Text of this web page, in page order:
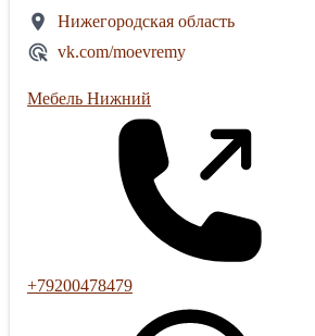
Нижегородская область
vk.com/moevremy
Мебель Нижний
+79200478479